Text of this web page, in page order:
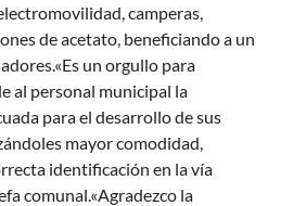
camperas,
de acetato, beneficiando a un
un orgullo para
al personal municipal la
para el desarrollo de sus
mayor comodidad,
identificación en la vía
comunal.«Agradezco la